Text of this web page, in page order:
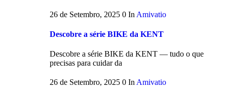
26 de Setembro, 2025 0 In Amivatio
Descobre a série BIKE da KENT
Descobre a série BIKE da KENT — tudo o que
precisas para cuidar da
26 de Setembro, 2025 0 In Amivatio